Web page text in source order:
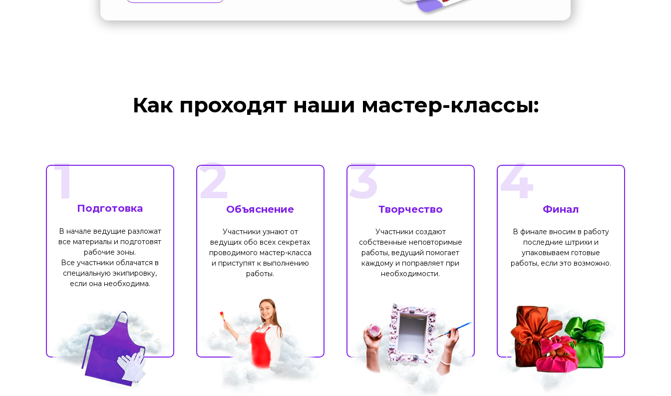
Подготовка
Как проходят наши мастер-классы:
В начале ведущие разложат
все материалы и подготовят
рабочие зоны.
Все участники облачатся в
специальную экипировку,
если она необходима.
1 Объяснение Творчество
Участники узнают от
ведущих обо всех секретах
проводимого мастер-класса
и приступят к выполнению
работы.
Участники создают
собственные неповторимые
работы, ведущий помогает
каждому и поправляет при
необходимости.
2 3 Финал
В финале вносим в работу
последние штрихи и
упаковываем готовые
работы, если это возможно.
4